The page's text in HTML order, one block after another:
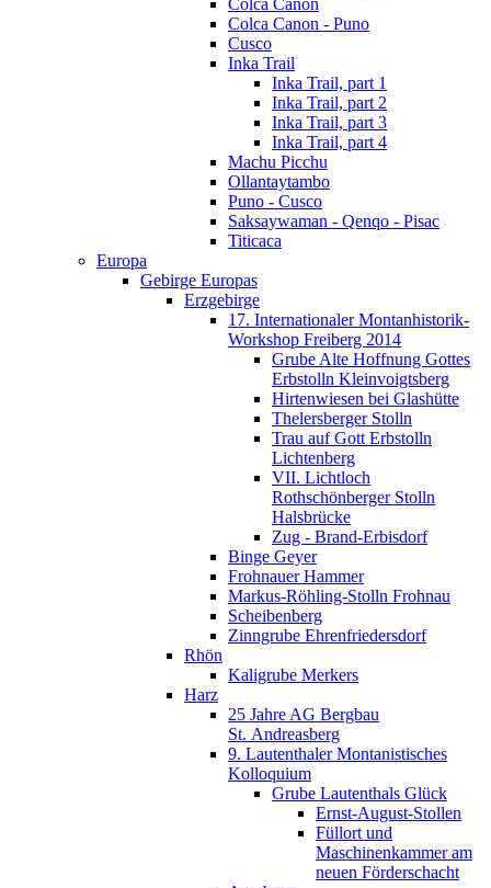
Colca Canon - Puno
Cusco
Inka Trail
Inka Trail, part 1
Inka Trail, part 2
Inka Trail, part 3
Inka Trail, part 4
Machu Picchu
Ollantaytambo
Puno - Cusco
Saksaywaman - Qenqo - Pisac
Titicaca
Europa
Gebirge Europas
Erzgebirge
17. Internationaler Montanhistorik-
Workshop Freiberg 2014
Grube Alte Hoffnung Gottes
Erbstolln Kleinvoigtsberg
Hirtenwiesen bei Glashütte
Thelersberger Stolln
Trau auf Gott Erbstolln
Lichtenberg
VII. Lichtloch
Rothschönberger Stolln
Halsbrücke
Zug - Brand-Erbisdorf
Binge Geyer
Frohnauer Hammer
Markus-Röhling-Stolln Frohnau
Scheibenberg
Zinngrube Ehrenfriedersdorf
Rhön
Kaligrube Merkers
Harz
25 Jahre AG Bergbau
St. Andreasberg
9. Lautenthaler Montanistisches
Kolloquium
Grube Lautenthals Glück
Ernst-August-Stollen
Füllort und
Maschinenkammer am
neuen Förderschacht